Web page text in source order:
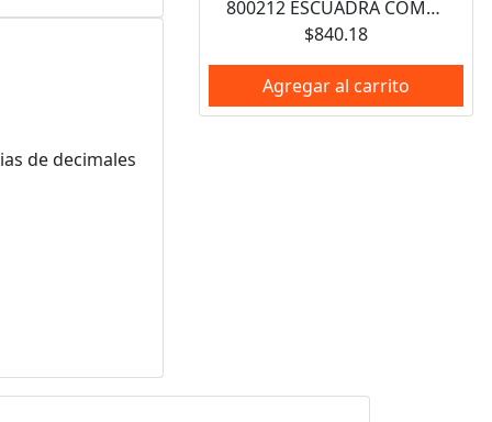
de decimales
800212 ESCUADRA COMBINACION MAGNETICA CON MANGO DE ZAMAC 12" URREA
$840.18
Agregar al carrito